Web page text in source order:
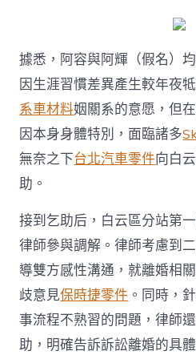
據悉，阿容與阿輝（假名）
因生涯習慣差異產生較年夜
系車材料姻關系的意愿，但
因本身身體特別，面臨諸多
無奈之下台北汽車零件向白
助。
接到乞助后，白云區分站第
律師參與調解。律師考慮到
導雙方感性溝通，就離婚相
歧意見保時捷零件 。同時，
事流程不熟習的問題，律師
助，明確告訴訴訟離婚的具